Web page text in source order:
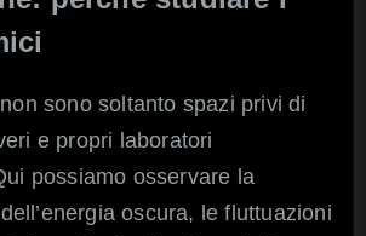
sono soltanto spazi privi di
e propri laboratori
possiamo osservare la
oscura, le fluttuazioni